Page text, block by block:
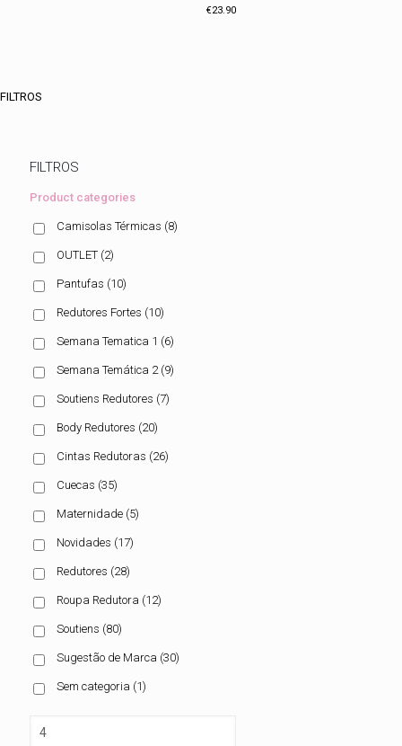
€23.90
FILTROS
FILTROS
Product categories
Camisolas Térmicas (8)
OUTLET (2)
Pantufas (10)
Redutores Fortes (10)
Semana Tematica 1 (6)
Semana Temática 2 (9)
Soutiens Redutores (7)
Body Redutores (20)
Cintas Redutoras (26)
Cuecas (35)
Maternidade (5)
Novidades (17)
Redutores (28)
Roupa Redutora (12)
Soutiens (80)
Sugestão de Marca (30)
Sem categoria (1)